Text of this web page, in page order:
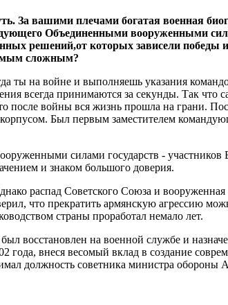
За вашими плечами богатая военная
Объединенными вооруженными
решений,от которых зависели победы
сложным?
на войне и выполняешь указания
всегда принимаются за секунды. Так что
войны вся жизнь прошла на грани.
Был первым заместителем
силами государств - участников
и знаком большого доверия.
распад Советского Союза и
что прекратить армянскую агрессию
страны проработал немало лет.
восстановлен на военной службе и
внеся весомый вклад в создание
должность советника министра обороны